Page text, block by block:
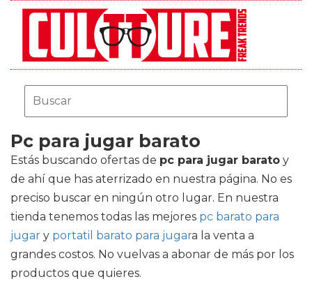
Pc para jugar barato
Estás buscando ofertas de pc para jugar barato y
de ahí que has aterrizado en nuestra página. No es
preciso buscar en ningún otro lugar. En nuestra
tienda tenemos todas las mejores pc barato para
jugar y portatil barato para jugara la venta a
grandes costos. No vuelvas a abonar de más por los
productos que quieres.